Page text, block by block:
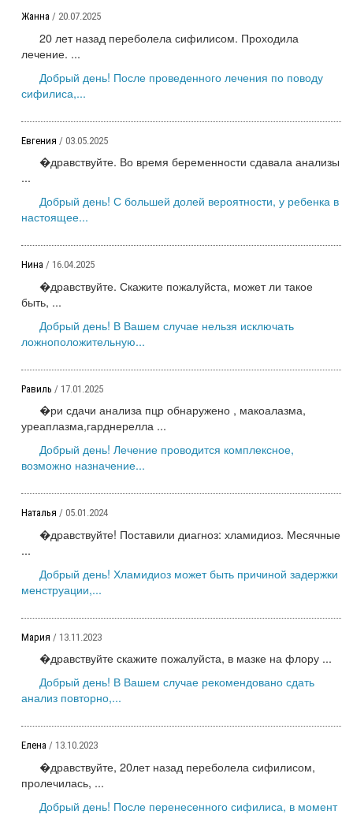
Жанна / 20.07.2025
20 лет назад переболела сифилисом. Проходила
лечение. ...
Добрый день! После проведенного лечения по поводу
сифилиса,...
Евгения / 03.05.2025
�дравствуйте. Во время беременности сдавала анализы
...
Добрый день! С большей долей вероятности, у ребенка в
настоящее...
Нина / 16.04.2025
�дравствуйте. Скажите пожалуйста, может ли такое
быть, ...
Добрый день! В Вашем случае нельзя исключать
ложноположительную...
Равиль / 17.01.2025
�ри сдачи анализа пцр обнаружено , макоалазма,
уреаплазма,гарднерелла ...
Добрый день! Лечение проводится комплексное,
возможно назначение...
Наталья / 05.01.2024
�дравствуйте! Поставили диагноз: хламидиоз. Месячные
...
Добрый день! Хламидиоз может быть причиной задержки
менструации,...
Мария / 13.11.2023
�дравствуйте скажите пожалуйста, в мазке на флору ...
Добрый день! В Вашем случае рекомендовано сдать
анализ повторно,...
Елена / 13.10.2023
�дравствуйте, 20лет назад переболела сифилисом,
пролечилась, ...
Добрый день! После перенесенного сифилиса, в момент